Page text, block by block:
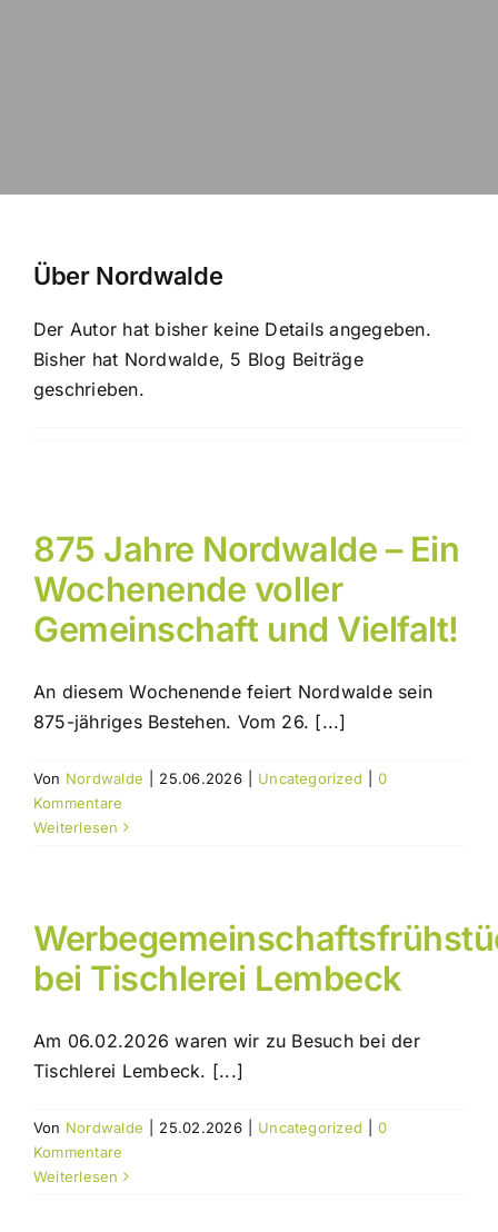
Über Nordwalde
Der Autor hat bisher keine Details angegeben.
Bisher hat Nordwalde, 5 Blog Beiträge
geschrieben.
875 Jahre Nordwalde – Ein
Wochenende voller
Gemeinschaft und Vielfalt!
An diesem Wochenende feiert Nordwalde sein
875-jähriges Bestehen. Vom 26. [...]
Von Nordwalde 25.06.2026 Uncategorized
0
Kommentare
Weiterlesen
bei Tischlerei Lembeck
Am 06.02.2026 waren wir zu Besuch bei der
Tischlerei Lembeck. [...]
Von Nordwalde 25.02.2026 Uncategorized
0
Kommentare
Weiterlesen